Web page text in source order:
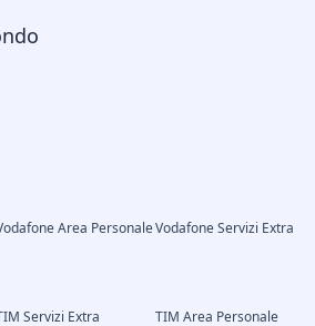
Area PersonaleVodafone Servizi Extra
Servizi Extra
TIM Area Personale